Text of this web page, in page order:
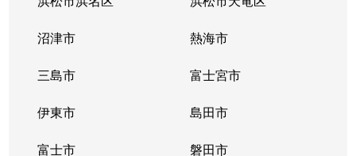
沼津市 熱海市
三島市 富士宮市
伊東市 島田市
富士市 磐田市